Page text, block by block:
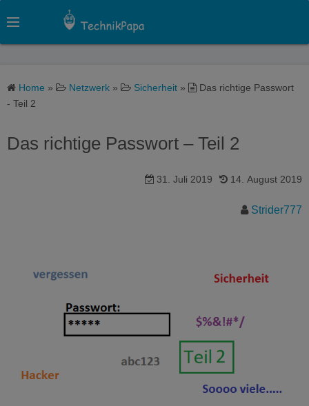
i
Home » Netzwerk » Sicherheit »
Das richtige Passwort
- Teil 2
Das richtige Passwort – Teil 2
31. Juli 2019 14. August 2019
Strider777